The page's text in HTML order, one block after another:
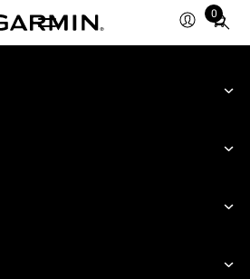
0
Total
items
cart: